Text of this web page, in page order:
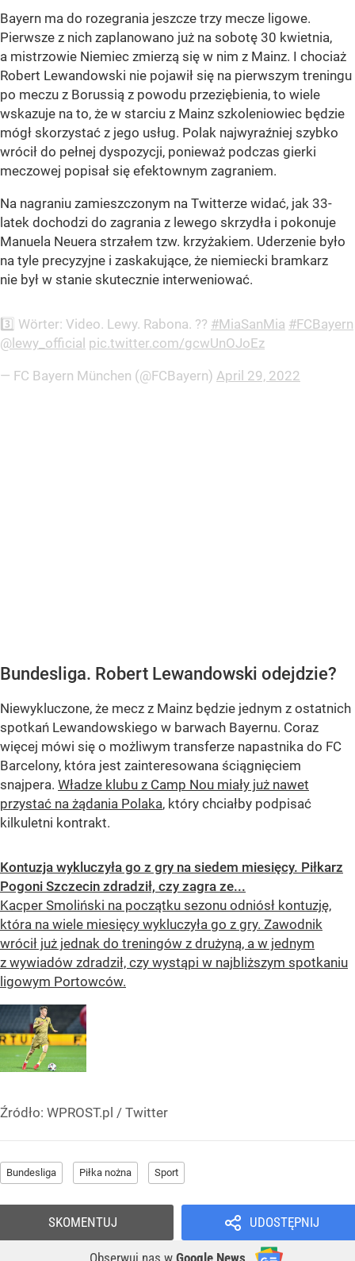
Bayern ma do rozegrania jeszcze trzy mecze ligowe.
Pierwsze z nich zaplanowano już na sobotę 30 kwietnia,
a mistrzowie Niemiec zmierzą się w nim z Mainz. I chociaż
Robert Lewandowski nie pojawił się na pierwszym treningu
po meczu z Borussią z powodu przeziębienia, to wiele
wskazuje na to, że w starciu z Mainz szkoleniowiec będzie
mógł skorzystać z jego usług. Polak najwyraźniej szybko
wrócił do pełnej dyspozycji, ponieważ podczas gierki
meczowej popisał się efektownym zagraniem.
Na nagraniu zamieszczonym na Twitterze widać, jak 33-
latek dochodzi do zagrania z lewego skrzydła i pokonuje
Manuela Neuera strzałem tzw. krzyżakiem. Uderzenie było
na tyle precyzyjne i zaskakujące, że niemiecki bramkarz
nie był w stanie skutecznie interweniować.
3️⃣ Wörter: Video. Lewy. Rabona. ?? #MiaSanMia #FCBayern
@lewy_official pic.twitter.com/gcwUnOJoEz
— FC Bayern München (@FCBayern) April 29, 2022
Bundesliga. Robert Lewandowski odejdzie?
Niewykluczone, że mecz z Mainz będzie jednym z ostatnich
spotkań Lewandowskiego w barwach Bayernu. Coraz
więcej mówi się o możliwym transferze napastnika do FC
Barcelony, która jest zainteresowana ściągnięciem
snajpera. Władze klubu z Camp Nou miały już nawet
przystać na żądania Polaka, który chciałby podpisać
kilkuletni kontrakt.
Kontuzja wykluczyła go z gry na siedem miesięcy. Piłkarz
Pogoni Szczecin zdradził, czy zagra ze...
Kacper Smoliński na początku sezonu odniósł kontuzję,
która na wiele miesięcy wykluczyła go z gry. Zawodnik
wrócił już jednak do treningów z drużyną, a w jednym
z wywiadów zdradził, czy wystąpi w najbliższym spotkaniu
ligowym Portowców.
Źródło: WPROST.pl / Twitter
Bundesliga Piłka nożna Sport
UDOSTĘPNIJ
SKOMENTUJ